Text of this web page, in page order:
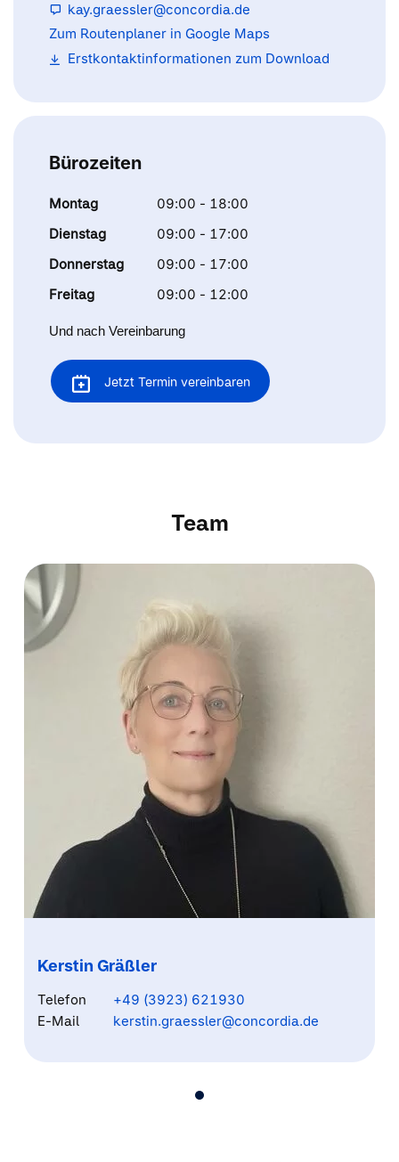
kay.graessler@concordia.de
Zum Routenplaner in Google Maps
Erstkontaktinformationen zum Download
Bürozeiten
Montag
09:00 - 18:00
Dienstag
09:00 - 17:00
Donnerstag
09:00 - 17:00
Freitag
09:00 - 12:00
Und nach Vereinbarung
Jetzt Termin vereinbaren
Team
Kerstin Gräßler
Telefon
+49 (3923) 621930
E-Mail
kerstin.graessler@concordia.de